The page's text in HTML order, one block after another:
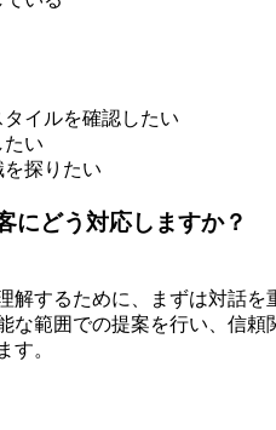
イルを確認したい
たい
探りたい
にどう対応しますか？
解するために、まずは対話を
な範囲での提案を行い、信頼
す。